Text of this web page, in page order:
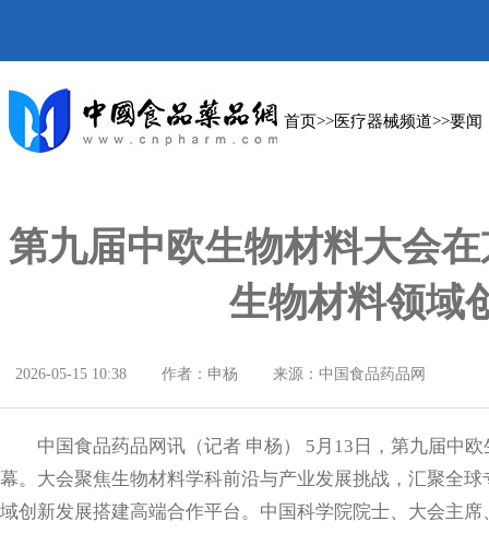
首页>>医疗器械频道>>要闻
第九届中欧生物材料大会
生物材料领域
2026-05-15 10:38 作者：申杨 来源：中国食品药品网
中国食品药品网讯 （记者 申杨）
5月13日，第九届中
幕。大会聚焦生物材料学科前沿与产业发展挑战，汇聚全
域创新发展搭建高端合作平台。中国科学院院士、大会主